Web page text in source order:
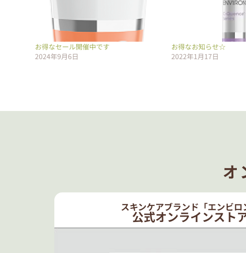
お得なセール開催中です
2024年9月6日
お得なお知らせ☆
2022年1月17日
オ
スキンケアブランド「エンビロ
公式オンラインスト